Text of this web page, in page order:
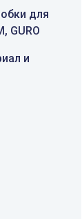
для
GURO
и